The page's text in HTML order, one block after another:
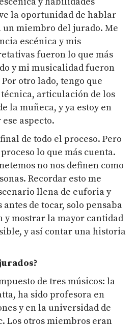
la oportunidad de hablar
miembro del jurado. Me
escénica y mis
fueron lo que más
y mi musicalidad fueron
otro lado, tengo que
articulación de los
la muñeca, y ya estoy en
aspecto.
de todo el proceso. Pero
lo que más cuenta.
no nos definen como
Recordar esto me
llena de euforia y
de tocar, solo pensaba
y mostrar la mayor cantidad
y así contar una historia
de tres músicos: la
ha sido profesora en
y en la universidad de
Los otros miembros eran